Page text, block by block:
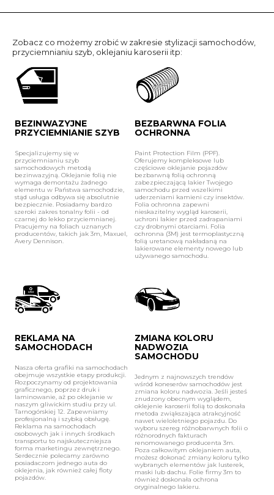
PRZYCIEMNIANIE
SZYB
Zobacz co możemy zrobić w zakresie stylizacji samochodów,
przyciemnianiu szyb, oklejaniu karoserii itp:
BEZINWAZYJNE
PRZYCIEMNIANIE SZYB
Specjalizujemy się w
przyciemnianiu szyb
samochodowych metodą
bezinwazyjną. Oklejanie folią nie
wymaga demontażu żadnego
elementu w Państwa samochodzie,
stąd usługa odbywa się absolutnie
bezpiecznie. Posiadamy bardzo
szeroki zakres tonalny folii - od
czarnej do lekko przyciemnianej.
Pracujemy na foliach uznanych
producentów, takich jak 3m, Maxuel,
Avery Dennison.
BEZBARWNA FOLIA
OCHRONNA
Paint Protection Film (PPF).
Oferujemy kompleksowe lub
częściowe oklejanie pojazdów
bezbarwną folią ochronną
zabezpieczającą lakier Twojego
samochodu przed wszelkimi
uderzeniami kamieni czy insektów.
Folia ochronna zapewni
nieskazitelny wygląd karoserii,
uchroni lakier przed zadrapaniami
czy drobnymi otarciami. Folia
ochronna (3M) jest termoplastyczną
folią uretanową nakładaną na
lakierowane elementy nowego lub
używanego samochodu.
REKLAMA NA
SAMOCHODACH
Nasza oferta grafiki na samochodach
obejmuje wszystkie etapy produkcji.
Rozpoczynamy od projektowania
graficznego, poprzez druk i
laminowanie, aż po oklejanie w
naszym gliwickim studiu przy ul.
Tarnogórskiej 12. Zapewniamy
profesjonalną i szybką obsługę.
Reklama na samochodach
osobowych jak i innych środkach
transportu to najskuteczniejsza
forma marketingu zewnętrznego.
Serdecznie polecamy zarówno
posiadaczom jednego auta do
oklejenia, jak również całej floty
pojazdów.
ZMIANA KOLORU
NADWOZIA
SAMOCHODU
Jednym z najnowszych trendów
wśród koneserów samochodów jest
zmiana koloru nadwozia. Jeśli jesteś
znudzony obecnym wyglądem,
oklejenie karoserii folią to doskonała
metoda zwiąkszająca atrakcyjność
nawet wieloletniego pojazdu. Do
wyboru szereg różnobarwnych folii o
różnorodnych fakturach
renomowanego producenta 3m.
Poza całkowitym oklejaniem auta,
możesz dokonać zmiany koloru tylko
wybranych elementów jak lusterek,
maski lub dachu. Folie firmy 3m to
również doskonała ochrona
oryginalnego lakieru.